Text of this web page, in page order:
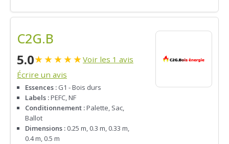
C2G.B
5.0★★★★★Voir les 1 avis
Écrire un avis
Essences : G1 - Bois durs
Labels :PEFC, NF
Conditionnement :Palette, Sac,
Ballot
Dimensions : 0.25 m, 0.3 m, 0.33 m,
0.4 m, 0.5 m